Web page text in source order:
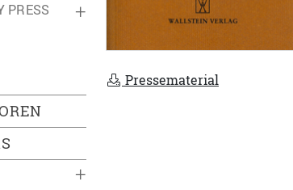
+
PRESS
+
Pressematerial